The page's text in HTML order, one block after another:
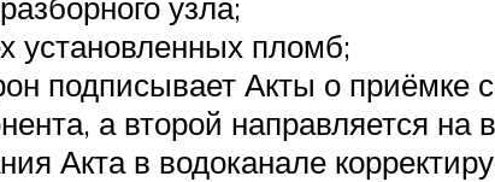
установленных пломб;
подписывает Акты о приёмке
а второй направляется на
Акта в водоканале